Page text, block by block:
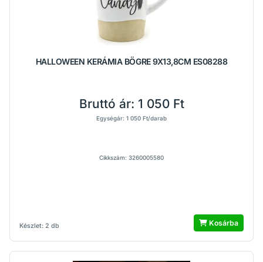
HALLOWEEN KERÁMIA BÖGRE 9X13,8CM ES08288
Készlet: 2 db
Bruttó ár: 1 050 Ft
Egységár: 1 050 Ft/darab
Cikkszám: 3260005580
Kosárba